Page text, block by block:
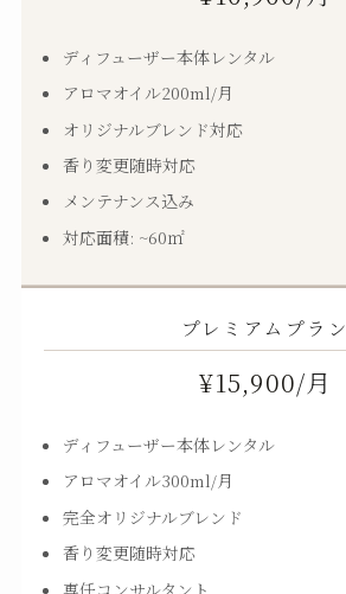
ディフューザー本体レンタル
アロマオイル200ml/月
オリジナルブレンド対応
香り変更随時対応
メンテナンス込み
対応面積: ~60㎡
プレミアムプラン
¥15,900/月
ディフューザー本体レンタル
アロマオイル300ml/月
完全オリジナルブレンド
香り変更随時対応
専任コンサルタント